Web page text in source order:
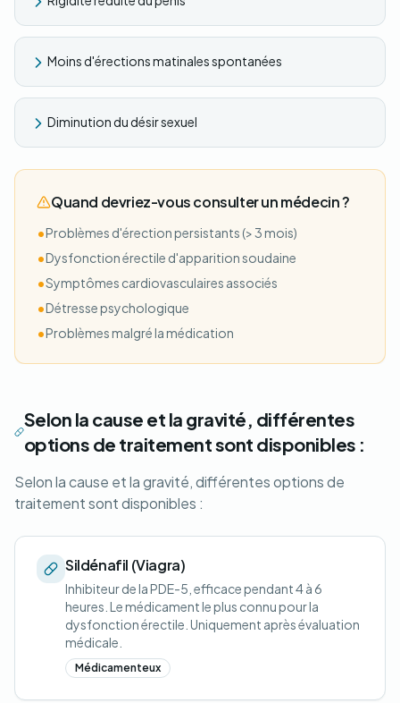
Moins d'érections matinales spontanées
Diminution du désir sexuel
Quand devriez-vous consulter un médecin ?
•Problèmes d'érection persistants (> 3 mois)
•Dysfonction érectile d'apparition soudaine
•Symptômes cardiovasculaires associés
•Détresse psychologique
•Problèmes malgré la médication
Selon la cause et la gravité, différentes
options de traitement sont disponibles :
Selon la cause et la gravité, différentes options de
traitement sont disponibles :
Sildénafil (Viagra)
Inhibiteur de la PDE-5, efficace pendant 4 à 6
heures. Le médicament le plus connu pour la
dysfonction érectile. Uniquement après évaluation
médicale.
Médicamenteux